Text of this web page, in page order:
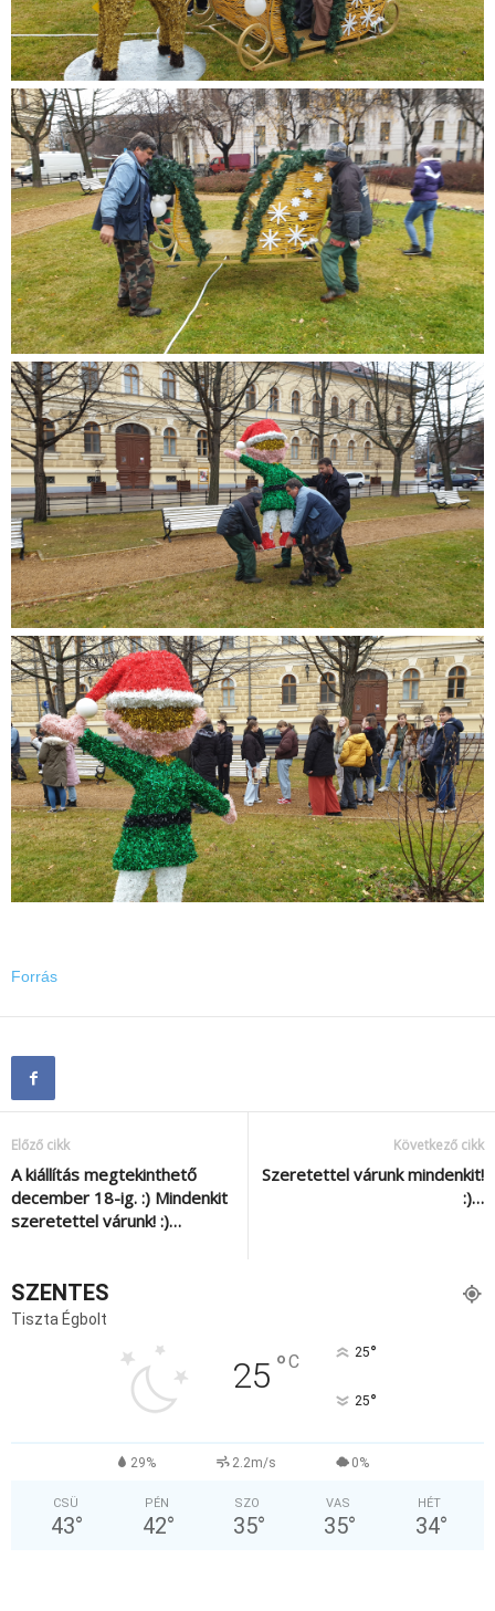
Forrás
Előző cikk
A kiállítás megtekinthető
december 18-ig. :) Mindenkit
szeretettel várunk! :)…
Következő cikk
Szeretettel várunk mindenkit!
:)…
SZENTES
Tiszta Égbolt
25 °C 25°
25°
29% 2.2m/s 0%
CSÜ
43°
PÉN
42°
SZO
35°
VAS
35°
HÉT
34°